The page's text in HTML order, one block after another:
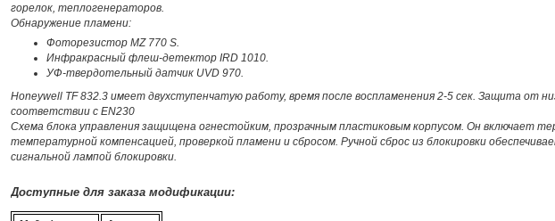
горелок, теплогенераторов.
Обнаружение пламени:
Фоторезистор MZ 770 S.
Инфракрасный флеш-детектор IRD 1010.
УФ-твердотельный датчик UVD 970.
Honeywell TF 832.3 имеет двухступенчатую работу, время после воспламенения 2-5 сек. Защита от
соответствии с EN230
Схема блока управления защищена огнестойким, прозрачным пластиковым корпусом. Он включает
температурной компенсацией, проверкой пламени и сбросом. Ручной сброс из блокировки
сигнальной лампой блокировки.
Доступные для заказа модификации: